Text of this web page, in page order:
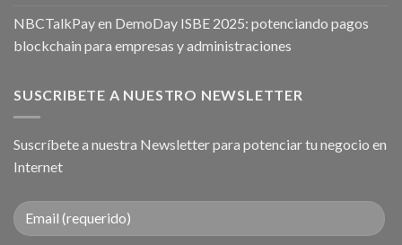
NBCTalkPay en DemoDay ISBE 2025: potenciando pagos
blockchain para empresas y administraciones
SUSCRIBETE A NUESTRO NEWSLETTER
Suscríbete a nuestra Newsletter para potenciar tu negocio en
Internet